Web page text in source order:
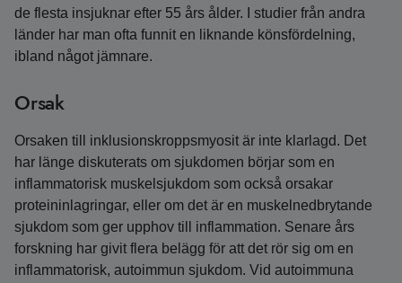
de flesta insjuknar efter 55 års ålder. I studier från andra
länder har man ofta funnit en liknande könsfördelning,
ibland något jämnare.
Orsak
Orsaken till inklusionskroppsmyosit är inte klarlagd. Det
har länge diskuterats om sjukdomen börjar som en
inflammatorisk muskelsjukdom som också orsakar
proteininlagringar, eller om det är en muskelnedbrytande
sjukdom som ger upphov till inflammation. Senare års
forskning har givit flera belägg för att det rör sig om en
inflammatorisk, autoimmun sjukdom. Vid autoimmuna